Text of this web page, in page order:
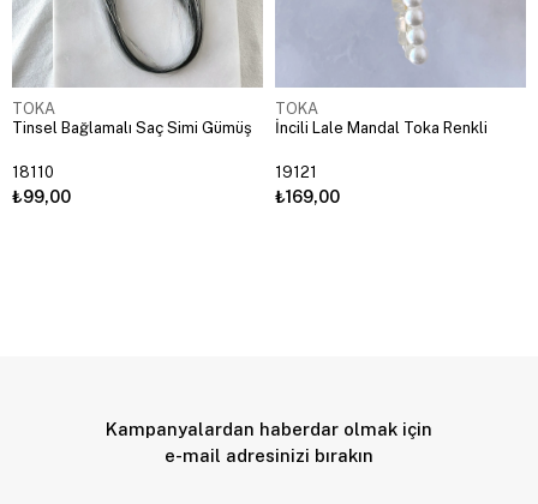
TOKA
Tinsel Bağlamalı Saç Simi Gümüş
18110
₺99,00
TOKA
İncili Lale Mandal Toka Renkli
19121
₺169,00
Kampanyalardan haberdar olmak için
e-mail adresinizi bırakın